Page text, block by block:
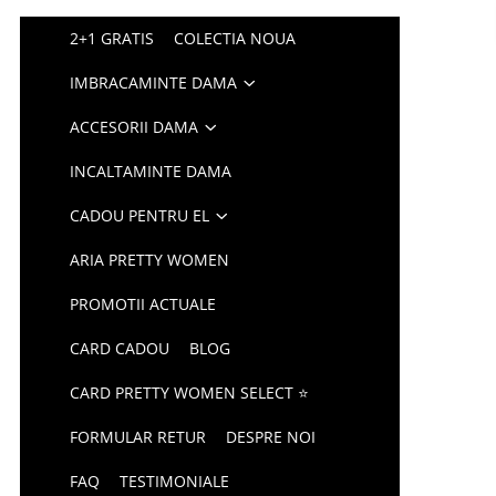
2+1 GRATIS COLECTIA NOUA
IMBRACAMINTE DAMA
ACCESORII DAMA
INCALTAMINTE DAMA
CADOU PENTRU EL
ARIA PRETTY WOMEN
PROMOTII ACTUALE
CARD CADOU BLOG
CARD PRETTY WOMEN SELECT ⭐
FORMULAR RETUR DESPRE NOI
FAQ TESTIMONIALE